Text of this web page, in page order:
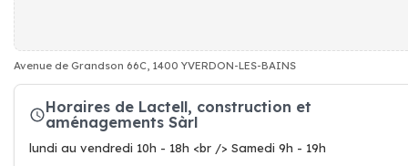
Avenue de Grandson 66C, 1400 YVERDON-LES-BAINS
Horaires de Lactell, construction et
aménagements Sàrl
lundi au vendredi 10h - 18h <br /> Samedi 9h - 19h